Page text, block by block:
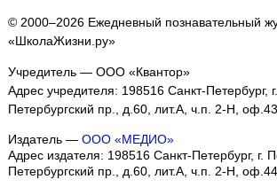
© 2000–2026 Ежедневный познавательный
«ШколаЖизни.ру»
Учредитель — ООО «Квантор»
Адрес учредителя: 198516 Санкт-Петербург,
Петербургский пр., д.60, лит.А, ч.п. 2-Н,
Издатель — ООО «МЕДИО»
Адрес издателя: 198516 Санкт-Петербург, г.
Петербургский пр., д.60, лит.А, ч.п. 2-Н,